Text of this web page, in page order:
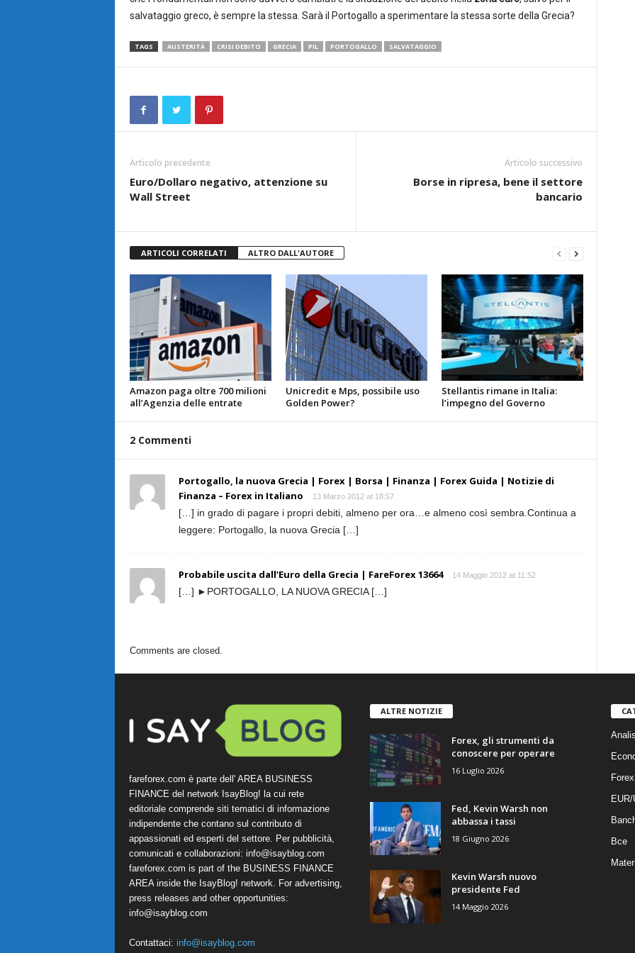
salvataggio greco, è sempre la stessa. Sarà il Portogallo a sperimentare la stessa sorte della Grecia?
TAGS AUSTERITÀ CRISI DEBITO GRECIA PIL PORTOGALLO SALVATAGGIO
Articolo precedente
Euro/Dollaro negativo, attenzione su
Wall Street
Articolo successivo
Borse in ripresa, bene il settore
bancario
ARTICOLI CORRELATI ALTRO DALL'AUTORE
Amazon paga oltre 700 milioni
all’Agenzia delle entrate
Unicredit e Mps, possibile uso
Golden Power?
Stellantis rimane in Italia:
l’impegno del Governo
2 Commenti
Portogallo, la nuova Grecia | Forex | Borsa | Finanza | Forex Guida | Notizie di
Finanza – Forex in Italiano
13 Marzo 2012 at 18:57
[…] in grado di pagare i propri debiti, almeno per ora…e almeno così sembra.Continua a
leggere: Portogallo, la nuova Grecia […]
Probabile uscita dall’Euro della Grecia | FareForex 13664 14 Maggio 2012 at 11:52
[…] ►PORTOGALLO, LA NUOVA GRECIA […]
Comments are closed.
fareforex.com è parte dell' AREA BUSINESS
FINANCE del network IsayBlog! la cui rete
editoriale comprende siti tematici di informazione
indipendente che contano sul contributo di
appassionati ed esperti del settore. Per pubblicità,
comunicati e collaborazioni: info@isayblog.com
fareforex.com is part of the BUSINESS FINANCE
AREA inside the IsayBlog! network. For advertising,
press releases and other opportunities:
info@isayblog.com
Contattaci: info@isayblog.com
ALTRE NOTIZIE
Forex, gli strumenti da
conoscere per operare
16 Luglio 2026
Fed, Kevin Warsh non
abbassa i tassi
18 Giugno 2026
Kevin Warsh nuovo
presidente Fed
14 Maggio 2026
Bce